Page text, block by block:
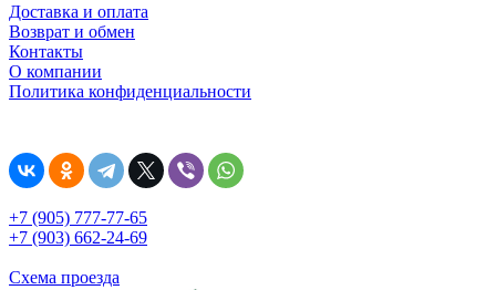
Доставка и оплата
Возврат и обмен
Контакты
О компании
Политика конфиденциальности
+7 (905) 777-77-65
+7 (903) 662-24-69
Схема проезда